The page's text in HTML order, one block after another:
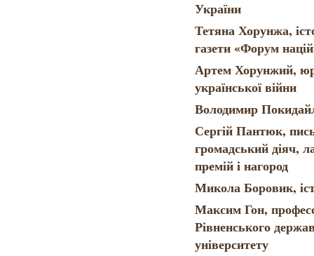
України
Тетяна Хорунжа,
газети «Форум
Артем Хорунжий,
української війни
Володимир
Сергій Пантюк,
громадський діяч,
премій і нагород
Микола Боровик,
Максим Гон,
Рівненського
університету